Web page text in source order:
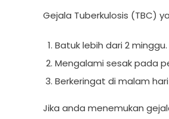
Gejala Tuberkulosis (TBC)
Batuk lebih dari 2 minggu.
Mengalami sesak pada
Berkeringat di malam
Jika anda menemukan